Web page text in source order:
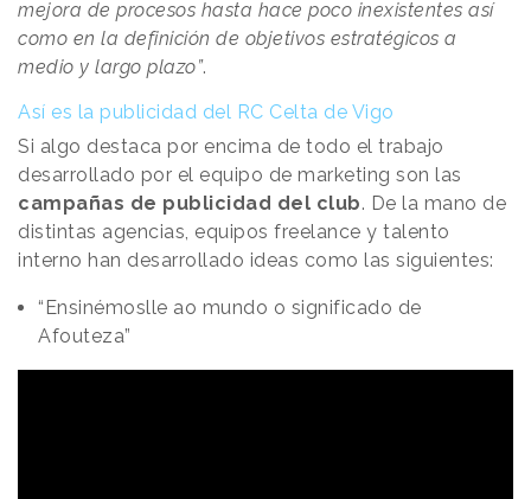
mejora de procesos hasta hace poco inexistentes así
como en la definición de objetivos estratégicos a
medio y largo plazo”.
Así es la publicidad del RC Celta de Vigo
Si algo destaca por encima de todo el trabajo
desarrollado por el equipo de marketing son las
campañas de publicidad del club. De la mano de
distintas agencias, equipos freelance y talento
interno han desarrollado ideas como las siguientes:
“Ensinémoslle ao mundo o significado de
Afouteza”